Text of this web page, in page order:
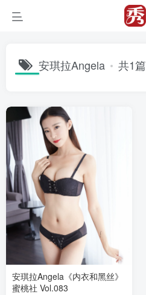
安琪拉Angela 共1篇
安琪拉Angela《内衣和黑丝》
蜜桃社 Vol.083